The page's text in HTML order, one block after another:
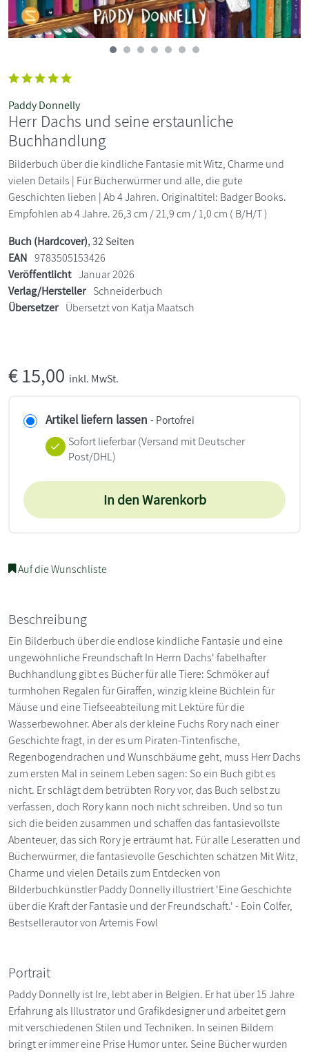
Paddy Donnelly
Herr Dachs und seine erstaunliche
Buchhandlung
Bilderbuch über die kindliche Fantasie mit Witz, Charme und
vielen Details | Für Bücherwürmer und alle, die gute
Geschichten lieben | Ab 4 Jahren. Originaltitel: Badger Books.
Empfohlen ab 4 Jahre. 26,3 cm / 21,9 cm / 1,0 cm ( B/H/T )
Buch (Hardcover), 32 Seiten
EAN 9783505153426
Veröffentlicht Januar 2026
Verlag/Hersteller Schneiderbuch
Übersetzer Übersetzt von Katja Maatsch
€15,00 inkl. MwSt.
Artikel liefern lassen - Portofrei
Sofort lieferbar(Versand mit Deutscher
Post/DHL)
In den Warenkorb
Auf die Wunschliste
Beschreibung
Ein Bilderbuch über die endlose kindliche Fantasie und eine
ungewöhnliche Freundschaft In Herrn Dachs' fabelhafter
Buchhandlung gibt es Bücher für alle Tiere: Schmöker auf
turmhohen Regalen für Giraffen, winzig kleine Büchlein für
Mäuse und eine Tiefseeabteilung mit Lektüre für die
Wasserbewohner. Aber als der kleine Fuchs Rory nach einer
Geschichte fragt, in der es um Piraten-Tintenfische,
Regenbogendrachen und Wunschbäume geht, muss Herr Dachs
zum ersten Mal in seinem Leben sagen: So ein Buch gibt es
nicht. Er schlägt dem betrübten Rory vor, das Buch selbst zu
verfassen, doch Rory kann noch nicht schreiben. Und so tun
sich die beiden zusammen und schaffen das fantasievollste
Abenteuer, das sich Rory je erträumt hat. Für alle Leseratten und
Bücherwürmer, die fantasievolle Geschichten schätzen Mit Witz,
Charme und vielen Details zum Entdecken von
Bilderbuchkünstler Paddy Donnelly illustriert 'Eine Geschichte
über die Kraft der Fantasie und der Freundschaft.' - Eoin Colfer,
Bestsellerautor von Artemis Fowl
Portrait
Paddy Donnelly ist Ire, lebt aber in Belgien. Er hat über 15 Jahre
Erfahrung als Illustrator und Grafikdesigner und arbeitet gern
mit verschiedenen Stilen und Techniken. In seinen Bildern
bringt er immer eine Prise Humor unter. Seine Bücher wurden